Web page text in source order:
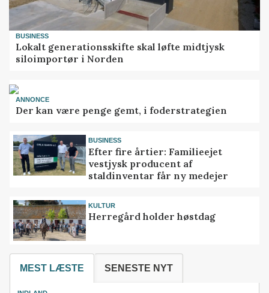
BUSINESS
Lokalt generationsskifte skal løfte midtjysk
siloimportør i Norden
ANNONCE
Der kan være penge gemt, i foderstrategien
BUSINESS
Efter fire årtier: Familieejet
vestjysk producent af
staldinventar får ny medejer
KULTUR
Herregård holder høstdag
MEST LÆSTE SENESTE NYT